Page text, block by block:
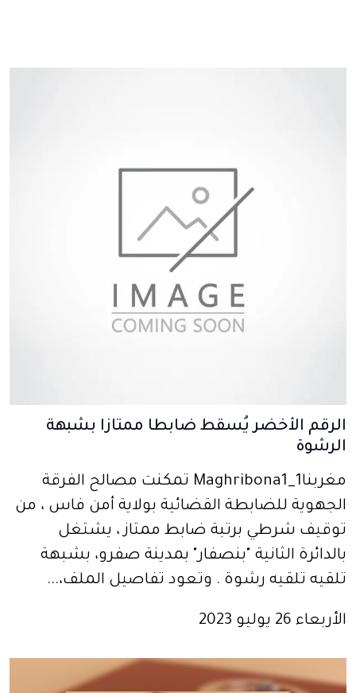
الرقم الأخضر يُسقط ضابطا ممتازا بشبهة
الرشوة
مغربنا1_Maghribona1 تمكنت مصالح الفرقة
الجهوية للضابطة القضائية بولاية أمن فاس ، من
توقيف شرطي برتبة ضابط ممتاز ، يشتغل
بالدائرة الثانية "بنصفار" بمدينة صفرو، بشبهة
تلقيه تلقيه رشوة . وتعود تفاصيل الملف،...
الأربعاء 26 يوليو 2023